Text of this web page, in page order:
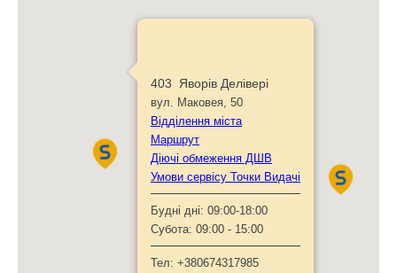
403 Яворів Делівері
вул. Маковея, 50
Відділення міста
Маршрут
Діючі обмеження ДШВ
Умови сервісу Точки Видачі
Будні дні: 09:00-18:00
Субота: 09:00 - 15:00
Тел: +380674317985